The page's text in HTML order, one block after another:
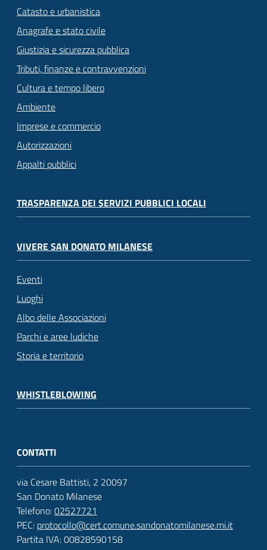
Catasto e urbanistica
Anagrafe e stato civile
Giustizia e sicurezza pubblica
Tributi, finanze e contravvenzioni
Cultura e tempo libero
Ambiente
Imprese e commercio
Autorizzazioni
Appalti pubblici
TRASPARENZA DEI SERVIZI PUBBLICI LOCALI
VIVERE SAN DONATO MILANESE
Eventi
Luoghi
Albo delle Associazioni
Parchi e aree ludiche
Storia e territorio
WHISTLEBLOWING
CONTATTI
via Cesare Battisti, 2 20097
San Donato Milanese
Telefono:02527721
PEC: protocollo@cert.comune.sandonatomilanese.mi.it
Partita IVA: 00828590158